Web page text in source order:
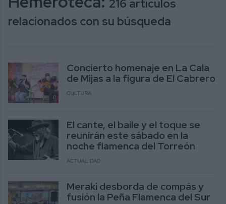
216 artículos
relacionados con su búsqueda
Concierto homenaje en La Cala
de Mijas a la figura de El Cabrero
CULTURA
El cante, el baile y el toque se
reunirán este sábado en la
noche flamenca del Torreón
ACTUALIDAD
Meraki desborda de compás y
fusión la Peña Flamenca del Sur